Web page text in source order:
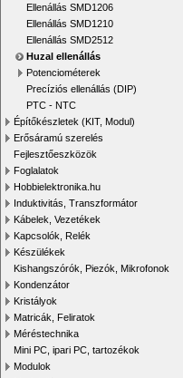
Ellenállás SMD1206
Ellenállás SMD1210
Ellenállás SMD2512
Huzal ellenállás
Potenciométerek
Precíziós ellenállás (DIP)
PTC - NTC
Építőkészletek (KIT, Modul)
Erősáramú szerelés
Fejlesztőeszközök
Foglalatok
Hobbielektronika.hu
Induktivitás, Transzformátor
Kábelek, Vezetékek
Kapcsolók, Relék
Készülékek
Kishangszórók, Piezók, Mikrofonok
Kondenzátor
Kristályok
Matricák, Feliratok
Méréstechnika
Mini PC, ipari PC, tartozékok
Modulok